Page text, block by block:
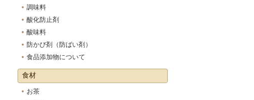
調味料
酸化防止剤
酸味料
防かび剤（防ばい剤）
食品添加物について
食材
お茶